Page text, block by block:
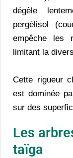
dégèle
pergélisol
empêche les
limitant la
Cette rigueur
est dominée
sur des
Les
taïga